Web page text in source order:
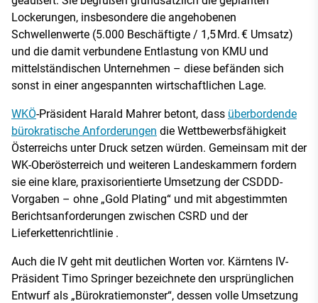
Lockerungen, insbesondere die angehobenen
Schwellenwerte (5.000 Beschäftigte / 1,5 Mrd. € Umsatz)
und die damit verbundene Entlastung von KMU und
mittelständischen Unternehmen – diese befänden sich
sonst in einer angespannten wirtschaftlichen Lage.
WKÖ-Präsident Harald Mahrer betont, dass überbordende
bürokratische Anforderungen die Wettbewerbsfähigkeit
Österreichs unter Druck setzen würden. Gemeinsam mit der
WK-Oberösterreich und weiteren Landeskammern fordern
sie eine klare, praxisorientierte Umsetzung der CSDDD-
Vorgaben – ohne „Gold Plating“ und mit abgestimmten
Berichtsanforderungen zwischen CSRD und der
Lieferkettenrichtlinie .
Auch die IV geht mit deutlichen Worten vor. Kärntens IV-
Präsident Timo Springer bezeichnete den ursprünglichen
Entwurf als „Bürokratiemonster“, dessen volle Umsetzung